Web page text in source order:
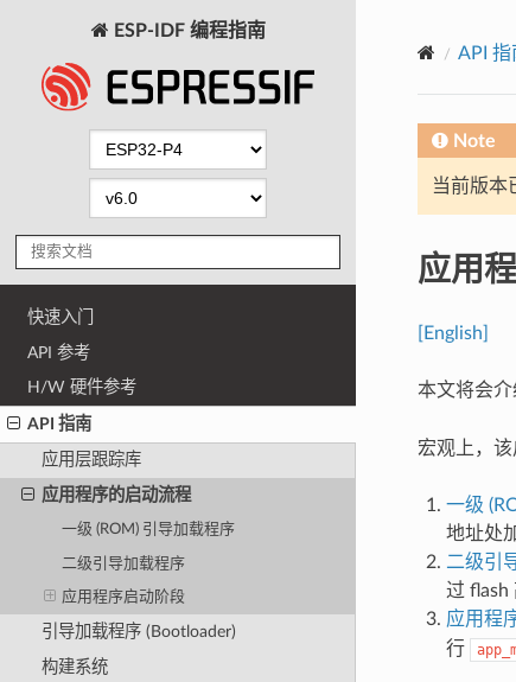
ESP-IDF 编程指南
快速入门
API 参考
H/W 硬件参考
API 指南
应用层跟踪库
应用程序的启动流程
一级 (ROM) 引导加载程序
二级引导加载程序
应用程序启动阶段
引导加载程序 (Bootloader)
构建系统
API 指
Note
当前版本
应用
[English]
本文将会介
宏观上，该
一级
地址处
二级引
过 flash
应用程
行